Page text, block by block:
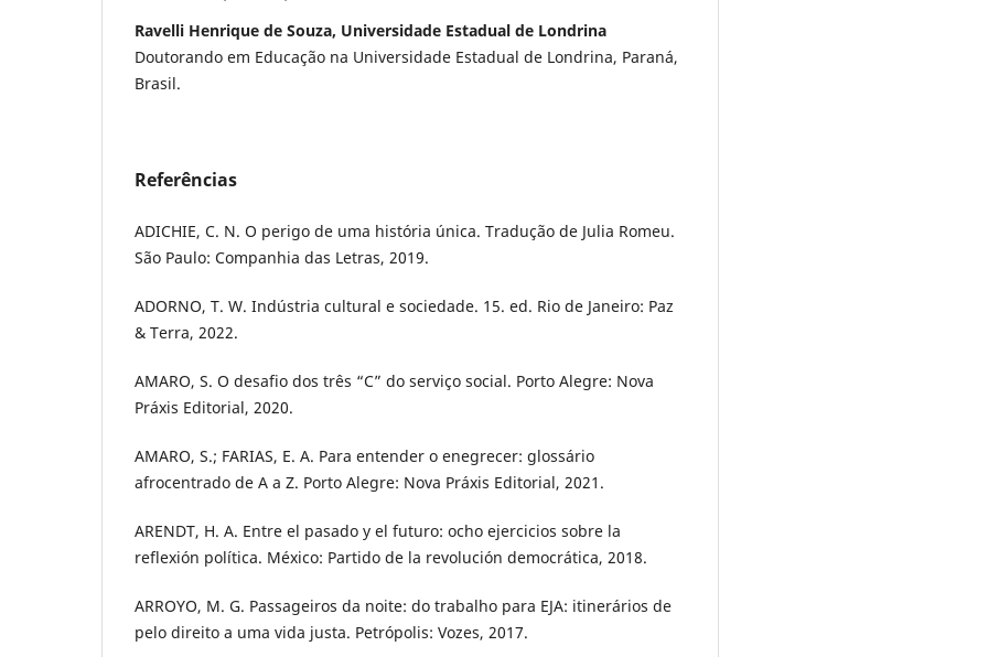
Ravelli Henrique de Souza, Universidade Estadual de Londrina
Doutorando em Educação na Universidade Estadual de Londrina, Paraná,
Brasil.
Referências
ADICHIE, C. N. O perigo de uma história única. Tradução de Julia Romeu.
São Paulo: Companhia das Letras, 2019.
ADORNO, T. W. Indústria cultural e sociedade. 15. ed. Rio de Janeiro: Paz
& Terra, 2022.
AMARO, S. O desafio dos três “C” do serviço social. Porto Alegre: Nova
Práxis Editorial, 2020.
AMARO, S.; FARIAS, E. A. Para entender o enegrecer: glossário
afrocentrado de A a Z. Porto Alegre: Nova Práxis Editorial, 2021.
ARENDT, H. A. Entre el pasado y el futuro: ocho ejercicios sobre la
reflexión política. México: Partido de la revolución democrática, 2018.
ARROYO, M. G. Passageiros da noite: do trabalho para EJA: itinerários de
pelo direito a uma vida justa. Petrópolis: Vozes, 2017.